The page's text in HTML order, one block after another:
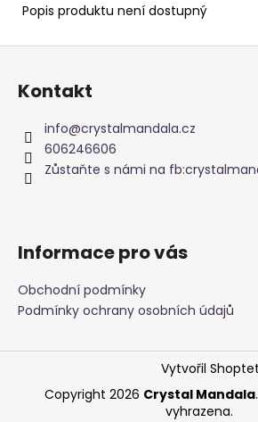
Popis produktu není dostupný
Z
Kontakt
info@crystalmandala.cz
606246606
Zůstaňte s námi na
Informace pro vás
Obchodní podmínky
Podmínky ochrany osobních údajů
Vytvořil Shoptet
Copyright 2026 Crystal Mandala
vyhrazena.